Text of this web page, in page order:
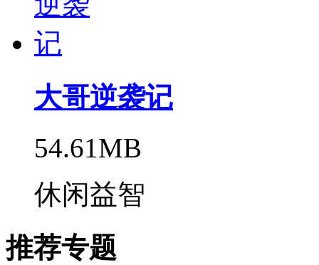
大哥逆袭记
54.61MB
休闲益智
推荐专题